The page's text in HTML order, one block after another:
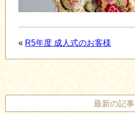
« R5年度 成人式のお客様
最新の記事